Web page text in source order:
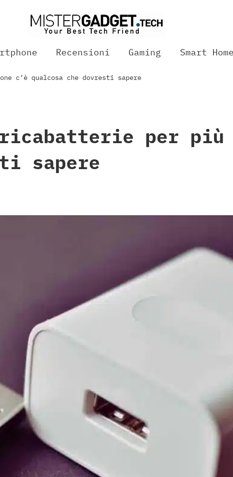
Recensioni Gaming Smart Home
c’è qualcosa che dovresti sapere
per più
sapere